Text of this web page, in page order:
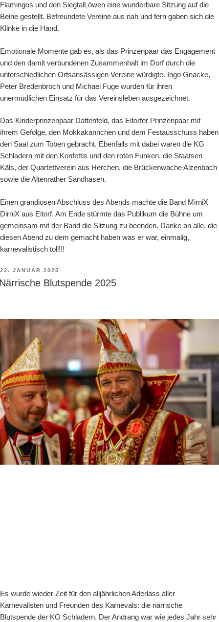
Flamingos und den SiegtalLöwen eine wunderbare Sitzung auf die
Beine gestellt. Befreundete Vereine aus nah und fern gaben sich die
Klinke in die Hand.
Emotionale Momente gab es, als das Prinzenpaar das Engagement
und den damit verbundenen Zusammenhalt im Dorf durch die
unterschiedlichen Ortsansässigen Vereine würdigte. Ingo Gnacke,
Peter Bredenbroch und Michael Fuge wurden für ihren
unermüdlichen Einsatz für das Vereinsleben ausgezeichnet.
Das Kinderprinzenpaar Dattenfeld, das Eitorfer Prinzenpaar mit
ihrem Gefolge, den Mokkakännchen und dem Festausschuss haben
den Saal zum Toben gebracht. Ebenfalls mit dabei waren die KG
Schladern mit den Konfettis und den roten Funken, die Staatsen
Käls, der Quartettverein aus Herchen, die Brückenwache Alzenbach
sowie die Altenrather Sandhasen.
Einen grandiosen Abschluss des Abends machte die Band MirniX
DirniX aus Eitorf. Am Ende stürmte das Publikum die Bühne um
gemeinsam mit der Band die Sitzung zu beenden. Danke an alle, die
diesen Abend zu dem gemacht haben was er war, einmalig,
karnevalistisch toll!!!
VERÖFFENTLICHT
AM
22. JANUAR 2025
Blutspende 2025
Es wurde wieder Zeit für den alljährlichen Aderlass aller
Karnevalisten und Freunden des Karnevals: die närrische
Blutspende der KG Schladern. Der Andrang war wie jedes Jahr sehr